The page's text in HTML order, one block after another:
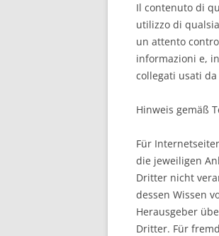
Il contenuto di
utilizzo di
un attento
informazioni e,
collegati usati da
Hinweis gemäß
Für
die jeweiligen
Dritter nicht
dessen Wissen
Herausgeber
Dritter. Für